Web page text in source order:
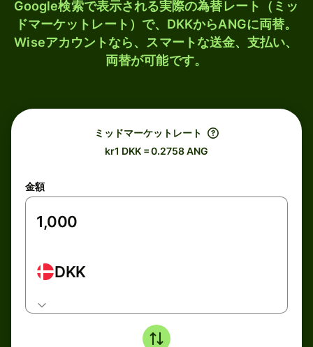
Google検索で表示される実際の為替レート（ミッ
ドマーケットレート）で、DKKからANGに両替。
Wiseアカウントなら、スマートな送金、支払い、
両替が可能です。
ミッドマーケットレート
kr1 DKK = 0.2758 ANG
金額
DKK